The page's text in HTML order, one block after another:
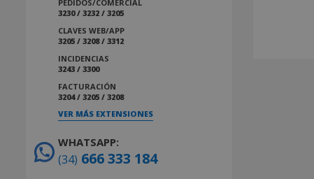
PEDIDOS/COMERCIAL
3230 / 3232 / 3205
CLAVES WEB/APP
3205 / 3208 / 3312
INCIDENCIAS
3243 / 3300
FACTURACIÓN
3204 / 3205 / 3208
VER MÁS EXTENSIONES
WHATSAPP:
(34) 666 333 184